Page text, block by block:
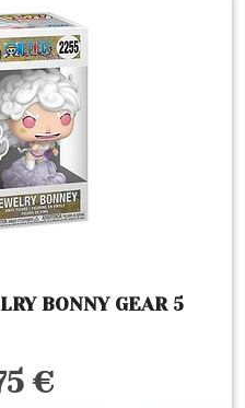
BONNY GEAR 5
€